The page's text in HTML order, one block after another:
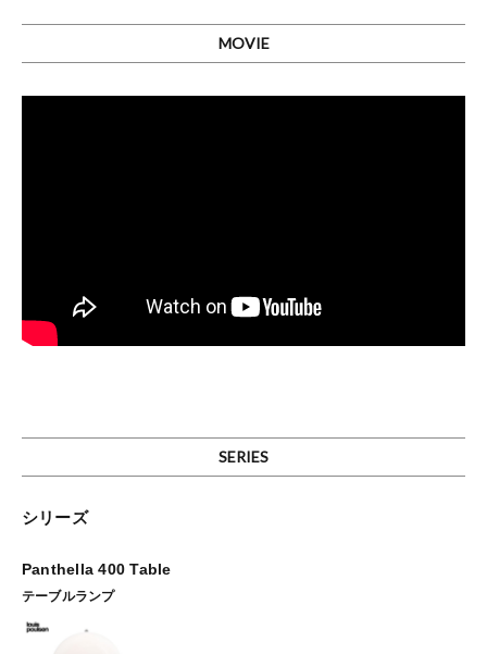
MOVIE
SERIES
シリーズ
Panthella 400 Table
テーブルランプ